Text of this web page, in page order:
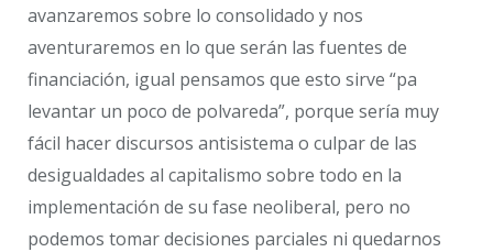
avanzaremos sobre lo consolidado y nos
aventuraremos en lo que serán las fuentes de
financiación, igual pensamos que esto sirve “pa
levantar un poco de polvareda”, porque sería muy
fácil hacer discursos antisistema o culpar de las
desigualdades al capitalismo sobre todo en la
implementación de su fase neoliberal, pero no
podemos tomar decisiones parciales ni quedarnos